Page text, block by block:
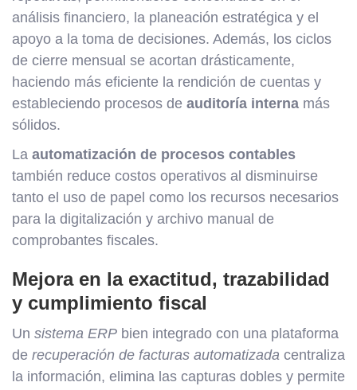
análisis financiero, la planeación estratégica y el
apoyo a la toma de decisiones. Además, los ciclos
de cierre mensual se acortan drásticamente,
haciendo más eficiente la rendición de cuentas y
estableciendo procesos de auditoría interna más
sólidos.
La automatización de procesos contables
también reduce costos operativos al disminuirse
tanto el uso de papel como los recursos necesarios
para la digitalización y archivo manual de
comprobantes fiscales.
Mejora en la exactitud, trazabilidad
y cumplimiento fiscal
Un sistema ERP bien integrado con una plataforma
de recuperación de facturas automatizada centraliza
la información, elimina las capturas dobles y permite